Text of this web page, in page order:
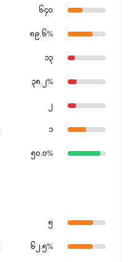
၆၄၀
၈၉.၆%
၁၃
၃၈.၂%
၂
၁
၅၀.၀%
၅
၆၂.၅%